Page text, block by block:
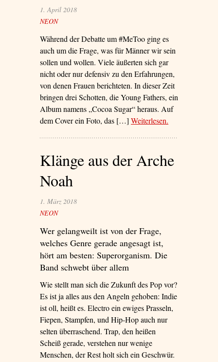
1. April 2018
NEON
Während der Debatte um #MeToo ging es
auch um die Frage, was für Männer wir sein
sollen und wollen. Viele äußerten sich gar
nicht oder nur defensiv zu den Erfahrungen,
von denen Frauen berichteten. In dieser Zeit
bringen drei Schotten, die Young Fathers, ein
Album namens „Cocoa Sugar“ heraus. Auf
dem Cover ein Foto, das […] Weiterlesen– ‘Die Young
sentimentale
.
Klänge aus der Arche
Noah
1. März 2018
NEON
Wer gelangweilt ist von der Frage,
welches Genre gerade angesagt ist,
hört am besten: Superorganism. Die
Band schwebt über allem
Wie stellt man sich die Zukunft des Pop vor?
Es ist ja alles aus den Angeln gehoben: Indie
ist oll, heißt es. Electro ein ewiges Prasseln,
Fiepen, Stampfen, und Hip-Hop auch nur
selten überraschend. Trap, den heißen
Scheiß gerade, verstehen nur wenige
Menschen, der Rest holt sich ein Geschwür.